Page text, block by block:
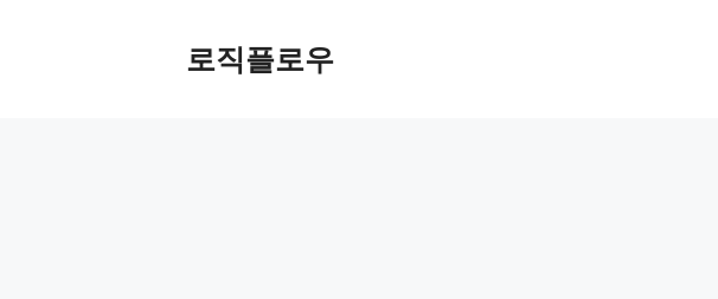
로직플로우